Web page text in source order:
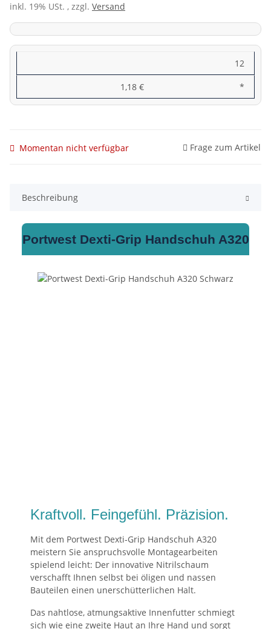
inkl. 19% USt. , zzgl. Versand
12
1,18 € *
Momentan nicht verfügbar Frage zum Artikel
Beschreibung
Portwest Dexti‑Grip Handschuh A320
Kraftvoll. Feingefühl. Präzision.
Mit dem Portwest Dexti‑Grip Handschuh A320
meistern Sie anspruchsvolle Montagearbeiten
spielend leicht: Der innovative Nitrilschaum
verschafft Ihnen selbst bei öligen und nassen
Bauteilen einen unerschütterlichen Halt.
Das nahtlose, atmungsaktive Innenfutter schmiegt
sich wie eine zweite Haut an Ihre Hand und sorgt